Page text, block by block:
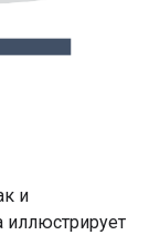
и
иллюстрирует